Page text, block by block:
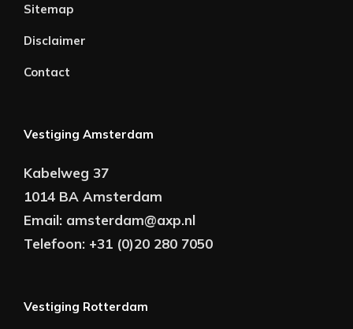
Sitemap
Disclaimer
Contact
Vestiging Amsterdam
Kabelweg 37
1014 BA Amsterdam
Email: amsterdam@axp.nl
Telefoon: +31 (0)20 280 7050
Vestiging Rotterdam